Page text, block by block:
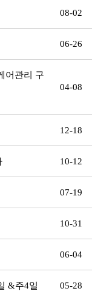
08-02
06-26
어관리 구
04-08
12-18
10-12
07-19
10-31
06-04
&주4일 05-28